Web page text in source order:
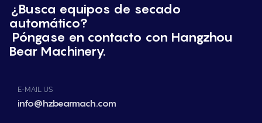
¿Busca equipos de secado
automático?
Póngase en contacto con Hangzhou
Bear Machinery.
E-MAIL US
info@hzbearmach.com